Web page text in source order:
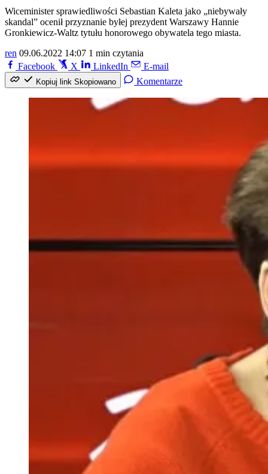
Wiceminister sprawiedliwości Sebastian Kaleta jako „niebywały
skandal” ocenił przyznanie byłej prezydent Warszawy Hannie
Gronkiewicz-Waltz tytułu honorowego obywatela tego miasta.
ren 09.06.2022 14:07 1 min czytania
Facebook
X LinkedIn E-mail
Kopiuj link Skopiowano Komentarze